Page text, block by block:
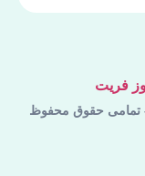
– تمامی حقوق محفوظ